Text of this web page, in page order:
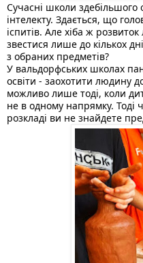
Сучасні школи здебільшого
інтелекту. Здається, що
іспитів. Але хіба ж
звестися лише до кількох
з обраних предметів?
У вальдорфських школах
освіти - заохотити людину
можливо лише тоді, коли
не в одному напрямку. Тоді
розкладі ви не знайдете